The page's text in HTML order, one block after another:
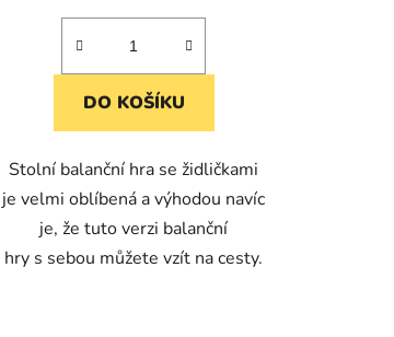
DO KOŠÍKU
Stolní balanční hra se židličkami
je velmi oblíbená a výhodou navíc
je, že tuto verzi balanční
hry s sebou můžete vzít na cesty.